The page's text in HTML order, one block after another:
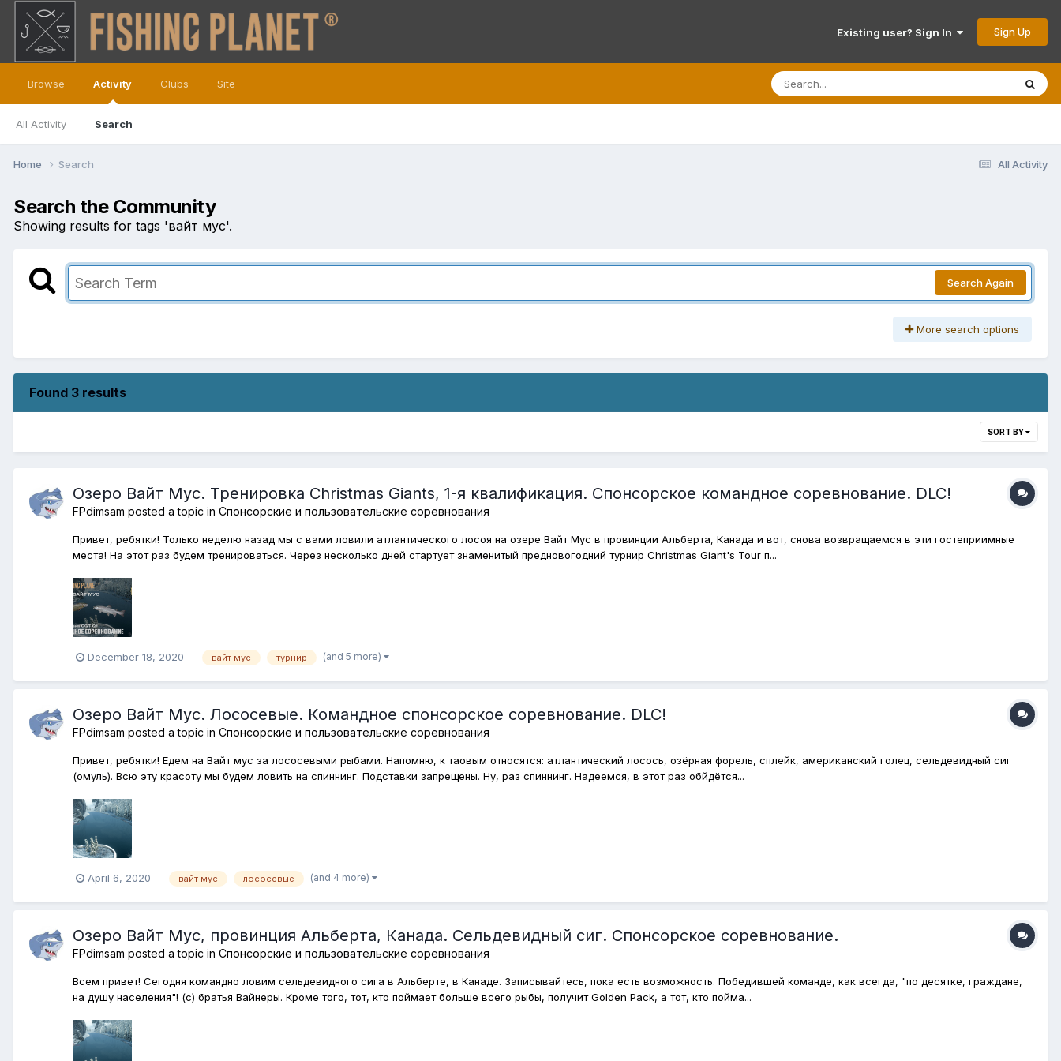
Existing user? Sign In Sign Up
Browse Activity
All Activity Search
Clubs Site
All Activity
Home Search
Search the Community
Showing results for tags 'вайт мус'.
Search Again
More search options
Found 3 results
SORT BY
Озеро Вайт Мус. Тренировка Christmas Giants, 1-я квалификация. Спонсорское командное соревнование. DLC!
FPdimsam posted a topic in Спонсорские и пользовательские соревнования
Привет, ребятки! Только неделю назад мы с вами ловили атлантического лосоя на озере Вайт Мус в провинции Альберта, Канада и вот, снова возвращаемся в эти гостеприимные
места! На этот раз будем тренироваться. Через несколько дней стартует знаменитый предновогодний турнир Christmas Giant's Tour п...
December 18, 2020 вайт мус турнир (and 5 more)
Озеро Вайт Мус. Лососевые. Командное спонсорское соревнование. DLC!
FPdimsam posted a topic in Спонсорские и пользовательские соревнования
Привет, ребятки! Едем на Вайт мус за лососевыми рыбами. Напомню, к таовым относятся: атлантический лосось, озёрная форель, сплейк, американский голец, сельдевидный сиг
(омуль). Всю эту красоту мы будем ловить на спиннинг. Подставки запрещены. Ну, раз спиннинг. Надеемся, в этот раз обйдётся...
April 6, 2020 вайт мус лососевые (and 4 more)
Озеро Вайт Мус, провинция Альберта, Канада. Сельдевидный сиг. Спонсорское соревнование.
FPdimsam posted a topic in Спонсорские и пользовательские соревнования
Всем привет! Сегодня командно ловим сельдевидного сига в Альберте, в Канаде. Записывайтесь, пока есть возможность. Победившей команде, как всегда, "по десятке, граждане,
на душу населения"! (с) братья Вайнеры. Кроме того, тот, кто поймает больше всего рыбы, получит Golden Pack, а тот, кто пойма...